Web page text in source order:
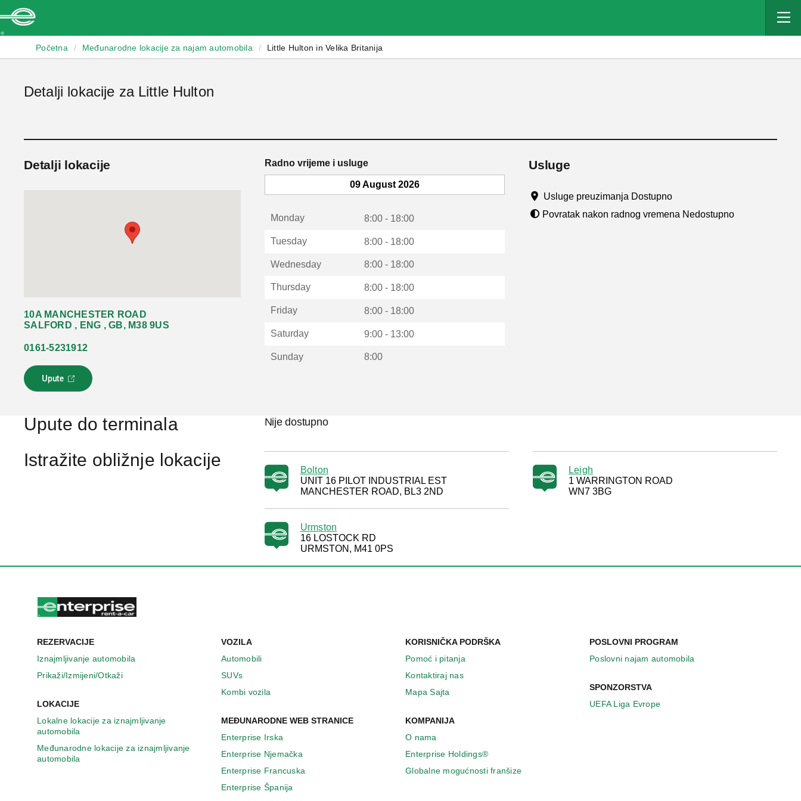
Početna / Međunarodne lokacije za najam automobila / Little Hulton in Velika Britanija
Detalji lokacije za Little Hulton
Detalji lokacije
10A MANCHESTER ROAD
SALFORD , ENG , GB, M38 9US
0161-5231912
Upute
L
i
s
o
t
p
r
o
o
r
Radno vrijeme i usluge
09 August 2026
Monday 8:00 - 18:00
Tuesday 8:00 - 18:00
Wednesday 8:00 - 18:00
Thursday 8:00 - 18:00
Friday 8:00 - 18:00
Saturday 9:00 - 13:00
Sunday 8:00
Usluge
Usluge preuzimanja Dostupno
Povratak nakon radnog vremena Nedostupno
Upute do terminala Nije dostupno
Istražite obližnje lokacije
Bolton
UNIT 16 PILOT INDUSTRIAL EST
MANCHESTER ROAD, BL3 2ND
Leigh
1 WARRINGTON ROAD
WN7 3BG
Urmston
16 LOSTOCK RD
URMSTON, M41 0PS
REZERVACIJE
Iznajmljivanje automobila
Prikaži/Izmijeni/Otkaži
LOKACIJE
Lokalne lokacije za iznajmljivanje
automobila
Međunarodne lokacije za iznajmljivanje
automobila
VOZILA
Automobili
SUVs
Kombi vozila
MEĐUNARODNE WEB STRANICE
Enterprise Irska
Enterprise Njemačka
Enterprise Francuska
Enterprise Španija
KORISNIČKA PODRŠKA
Pomoć i pitanja
Kontaktiraj nas
Mapa Sajta
KOMPANIJA
O nama
Enterprise Holdings®
Globalne mogućnosti franšize
POSLOVNI PROGRAM
Poslovni najam automobila
SPONZORSTVA
UEFA Liga Evrope